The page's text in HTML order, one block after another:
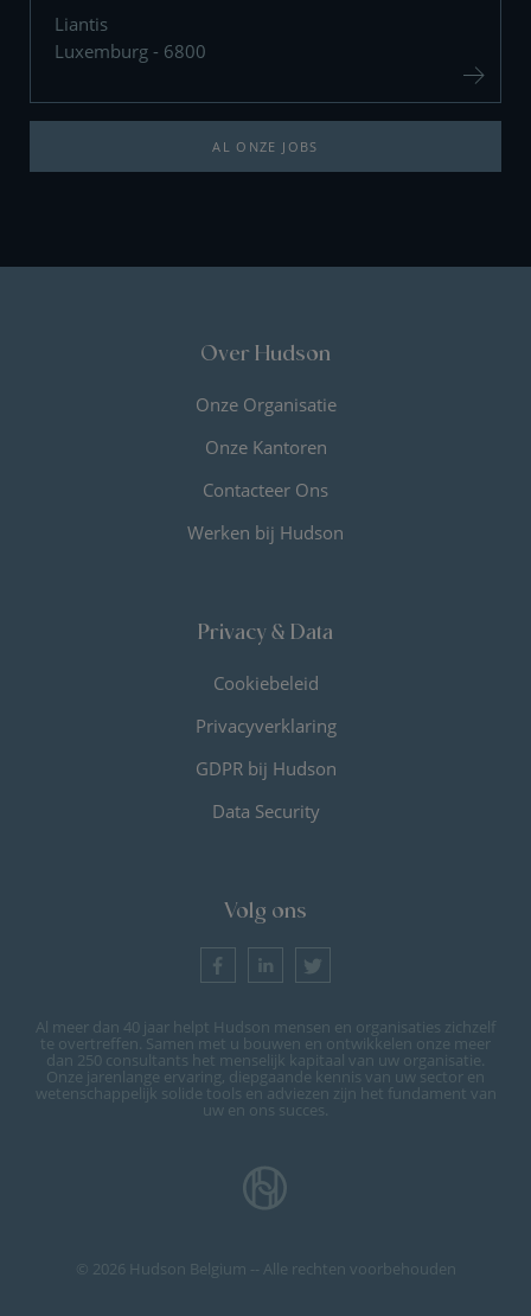
Liantis
Luxemburg - 6800
AL ONZE JOBS
Over Hudson
Onze Organisatie
Onze Kantoren
Contacteer Ons
Werken bij Hudson
Privacy & Data
Cookiebeleid
Privacyverklaring
GDPR bij Hudson
Data Security
Volg ons
Al meer dan 40 jaar helpt Hudson mensen en organisaties zichzelf
te overtreffen. Samen met u bouwen en ontwikkelen onze meer
dan 250 consultants het menselijk kapitaal van uw organisatie.
Onze jarenlange ervaring, diepgaande kennis van uw sector en
wetenschappelijk solide tools en adviezen zijn het fundament van
uw en ons succes.
© 2026 Hudson Belgium -- Alle rechten voorbehouden